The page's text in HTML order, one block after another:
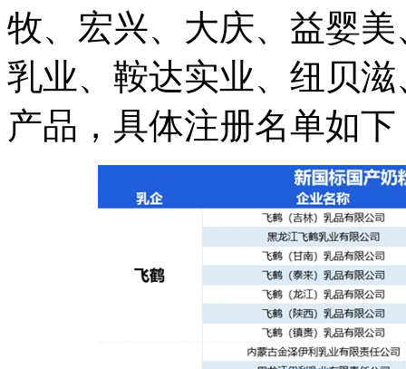
牧、宏兴、大庆、益婴
乳业、鞍达实业、纽贝
产品，具体注册名单如下